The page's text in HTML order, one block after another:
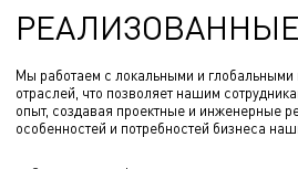
Мы работаем с локальными и
отраслей, что позволяет нашим
опыт, создавая проектные и инженерные
особенностей и потребностей бизнеса